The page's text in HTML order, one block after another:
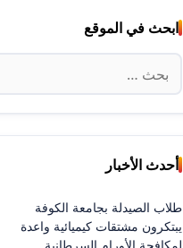
ابحث في الموقع
البحث
عن:
أحدث الأخبار
طلاب الصيدلة بجامعة الكوفة
يبتكرون مشتقات كيميائية واعدة